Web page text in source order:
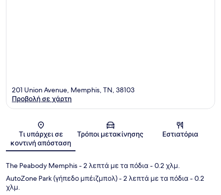
Χάρτης
201 Union Avenue, Memphis, TN, 38103
Προβολή σε χάρτη
Τι υπάρχει σε
κοντινή απόσταση
Τρόποι μετακίνησης Εστιατόρια
The Peabody Memphis- 2 λεπτά με τα πόδια- 0.2 χλμ.
AutoZone Park (γήπεδο μπέιζμπολ)- 2 λεπτά με τα πόδια- 0.2
χλμ.